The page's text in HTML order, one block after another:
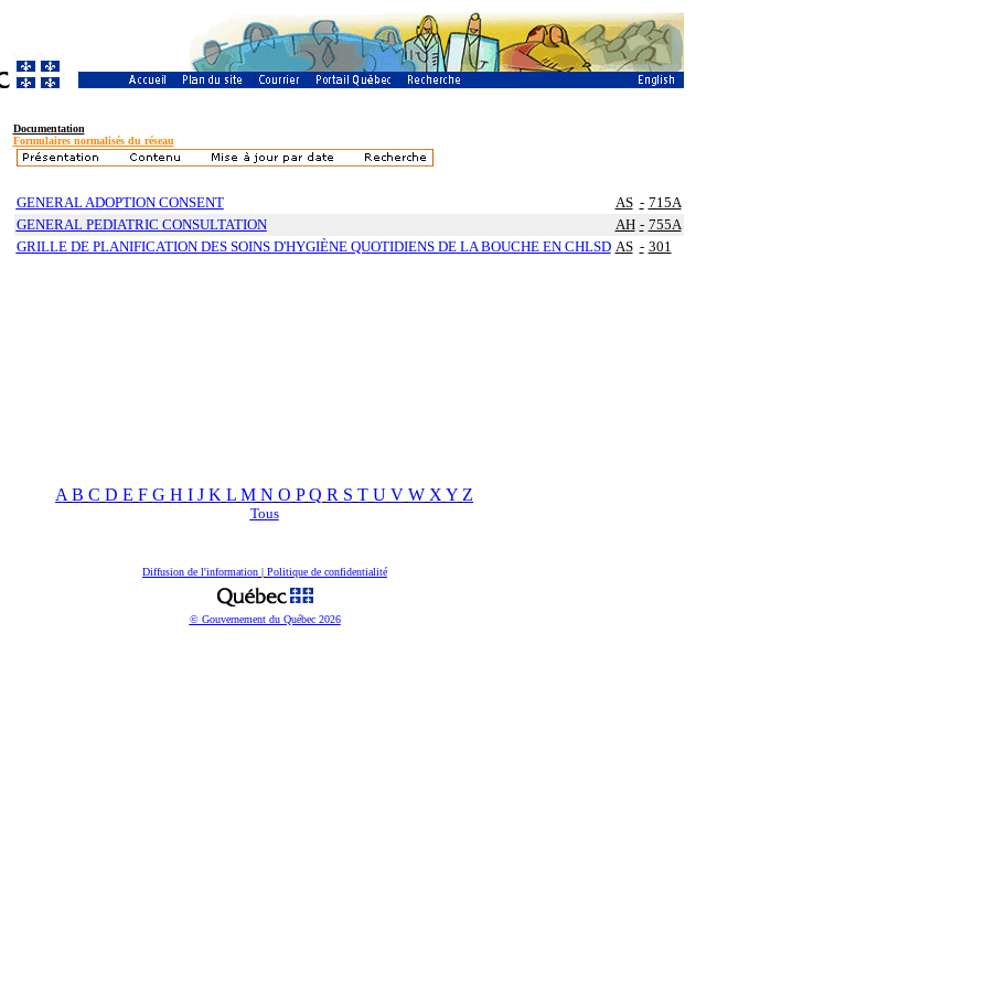
Documentation
Formulaires normalisés du réseau
GENERAL ADOPTION CONSENT AS - 715A
GENERAL PEDIATRIC CONSULTATION
AH - 755A
GRILLE DE PLANIFICATION DES SOINS D'HYGIÈNE QUOTIDIENS DE LA BOUCHE EN CHLSD AS - 301
A B C D E F G H I J K L M N O P Q R S T U V W X Y Z
Tous
Diffusion de l'information | Politique de confidentialité
© Gouvernement du Québec 2026